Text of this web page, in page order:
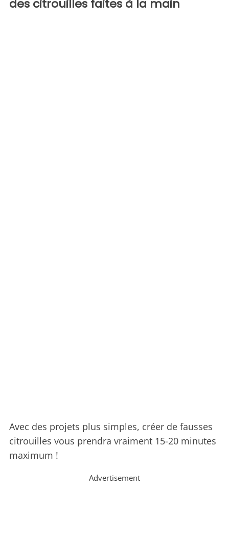
des citrouilles faites à la main
Avec des projets plus simples, créer de fausses
citrouilles vous prendra vraiment 15-20 minutes
maximum !
Advertisement